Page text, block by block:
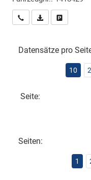
Wir rufen Sie an
PDF-Datei,
Datensätze pro
10
Seite:
Seiten:
1